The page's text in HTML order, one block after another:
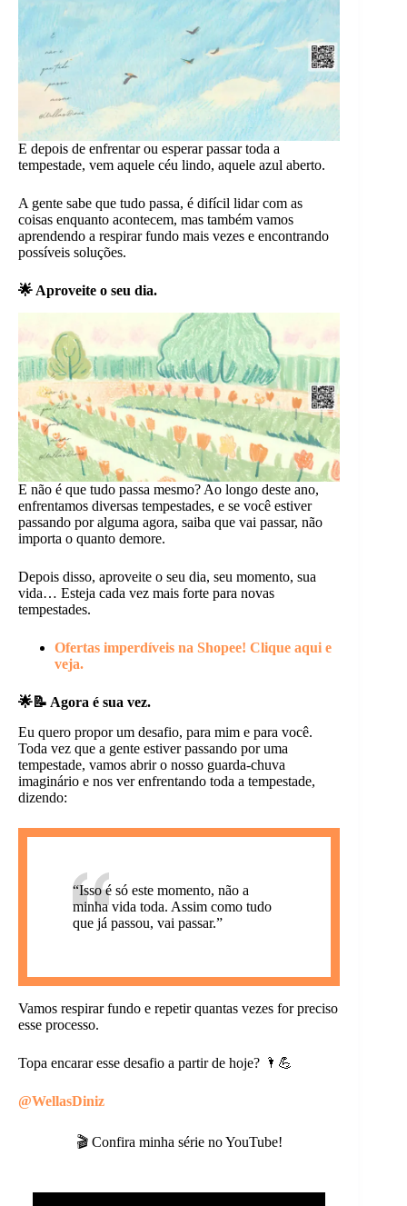
E depois de enfrentar ou esperar passar toda a
tempestade, vem aquele céu lindo, aquele azul aberto.
A gente sabe que tudo passa, é difícil lidar com as
coisas enquanto acontecem, mas também vamos
aprendendo a respirar fundo mais vezes e encontrando
possíveis soluções.
🌟 Aproveite o seu dia.
E não é que tudo passa mesmo? Ao longo deste ano,
enfrentamos diversas tempestades, e se você estiver
passando por alguma agora, saiba que vai passar, não
importa o quanto demore.
Depois disso, aproveite o seu dia, seu momento, sua
vida… Esteja cada vez mais forte para novas
tempestades.
Ofertas imperdíveis na Shopee! Clique aqui e
veja.
🌟📝 Agora é sua vez.
Eu quero propor um desafio, para mim e para você.
Toda vez que a gente estiver passando por uma
tempestade, vamos abrir o nosso guarda-chuva
imaginário e nos ver enfrentando toda a tempestade,
dizendo:
“Isso é só este momento, não a
minha vida toda. Assim como tudo
que já passou, vai passar.”
Vamos respirar fundo e repetir quantas vezes for preciso
esse processo.
Topa encarar esse desafio a partir de hoje? 🌂💪
@WellasDiniz
🎬 Confira minha série no YouTube!